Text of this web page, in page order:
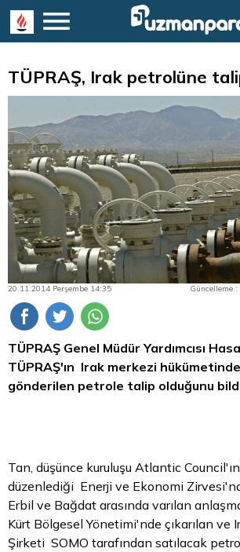
TÜPRAŞ, Irak petrolüne
20.11.2014 Perşembe 14:35 Güncelleme
TÜPRAŞ Genel Müdür Yardımcısı
TÜPRAŞ'ın Irak merkezi
gönderilen petrole talip olduğunu
Tan, düşünce kuruluşu Atlantic
düzenlediği Enerji ve Ekonomi
Erbil ve Bağdat arasında varılan
Kürt Bölgesel Yönetimi'nde çıkarılan ve
Şirketi SOMO tarafından satılacak